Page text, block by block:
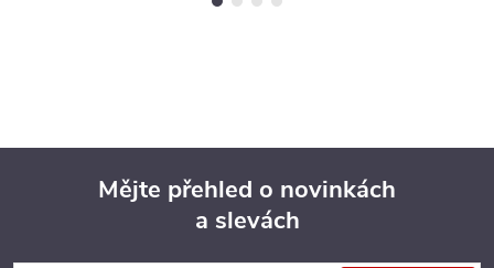
Mějte přehled o novinkách
a slevách